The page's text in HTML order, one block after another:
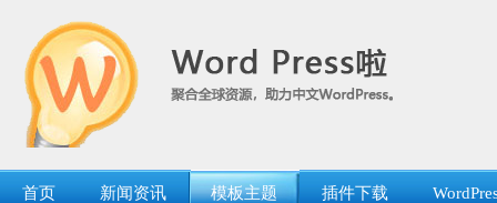
首页 新闻资讯 模板主题 插件下载